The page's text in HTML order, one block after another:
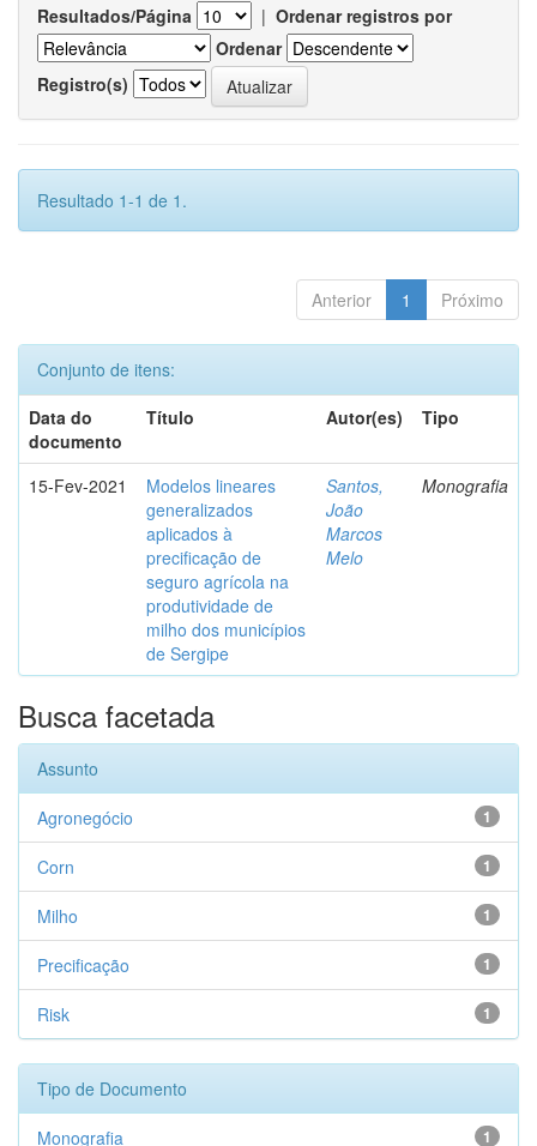
Resultados/Página | Ordenar registros por
Ordenar
Registro(s)
Resultado 1-1 de 1.
Anterior 1 Próximo
Conjunto de itens:
Data do
documento
Título Autor(es) Tipo
15-Fev-2021
Modelos lineares
generalizados
aplicados à
precificação de
seguro agrícola na
produtividade de
milho dos municípios
de Sergipe
Santos,
João
Marcos
Melo
Monografia
Busca facetada
Assunto
1
Agronegócio
1
Corn
1
Milho
1
Precificação
1
Risk
Tipo de Documento
1
Monografia